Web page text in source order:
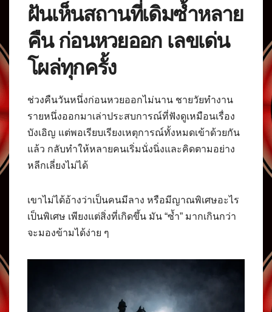
ฝันเห็นสถานที่เดิมซ้ำหลาย
คืน ก่อนหวยออก เลขเด่น
โผล่ทุกครั้ง
ช่วงคืนวันหนึ่งก่อนหวยออกไม่นาน ชายวัยทำงาน
รายหนึ่งออกมาเล่าประสบการณ์ที่ฟังดูเหมือนเรื่อง
บังเอิญ แต่พอเรียบเรียงเหตุการณ์ทั้งหมดเข้าด้วยกัน
แล้ว กลับทำให้หลายคนเริ่มนั่งนิ่งและคิดตามอย่าง
หลีกเลี่ยงไม่ได้
เขาไม่ได้อ้างว่าเป็นคนมีลาง หรือมีญาณพิเศษอะไร
เป็นพิเศษ เพียงแต่สิ่งที่เกิดขึ้น มัน “ซ้ำ” มากเกินกว่า
จะมองข้ามได้ง่าย ๆ